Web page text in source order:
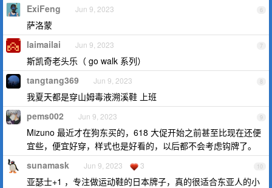
6
ExiFeng Jun 9, 2023
萨洛蒙
7
laimailai Jun 9, 2023
斯凯奇老头乐（ go walk 系列）
8
tangtang369 Jun 9, 2023
我夏天都是穿山姆毒液溯溪鞋 上班
9
pems002 Jun 9, 2023
Mizuno 最近才在狗东买的，618 大促开始之前甚至比现在还便
宜些，便宜好穿，样式也是好看的，以后都不会考虑钩牌了。
10
sunamask Jun 9, 2023 3
亚瑟士+1 ，专注做运动鞋的日本牌子，真的很适合东亚人的小